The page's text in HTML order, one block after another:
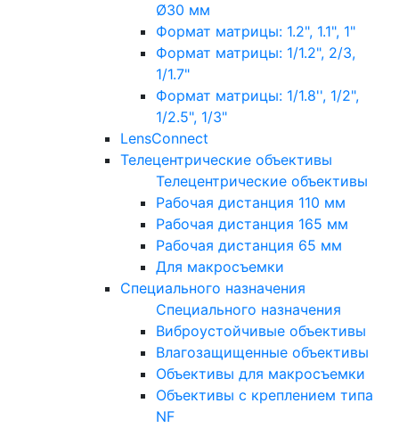
Ø30 мм
Формат матрицы: 1.2", 1.1", 1"
Формат матрицы: 1/1.2", 2/3,
1/1.7"
Формат матрицы: 1/1.8'', 1/2",
1/2.5", 1/3"
LensConnect
Телецентрические объективы
Телецентрические объективы
Рабочая дистанция 110 мм
Рабочая дистанция 165 мм
Рабочая дистанция 65 мм
Для макросъемки
Специального назначения
Специального назначения
Виброустойчивые объективы
Влагозащищенные объективы
Объективы для макросъемки
Объективы с креплением типа
NF